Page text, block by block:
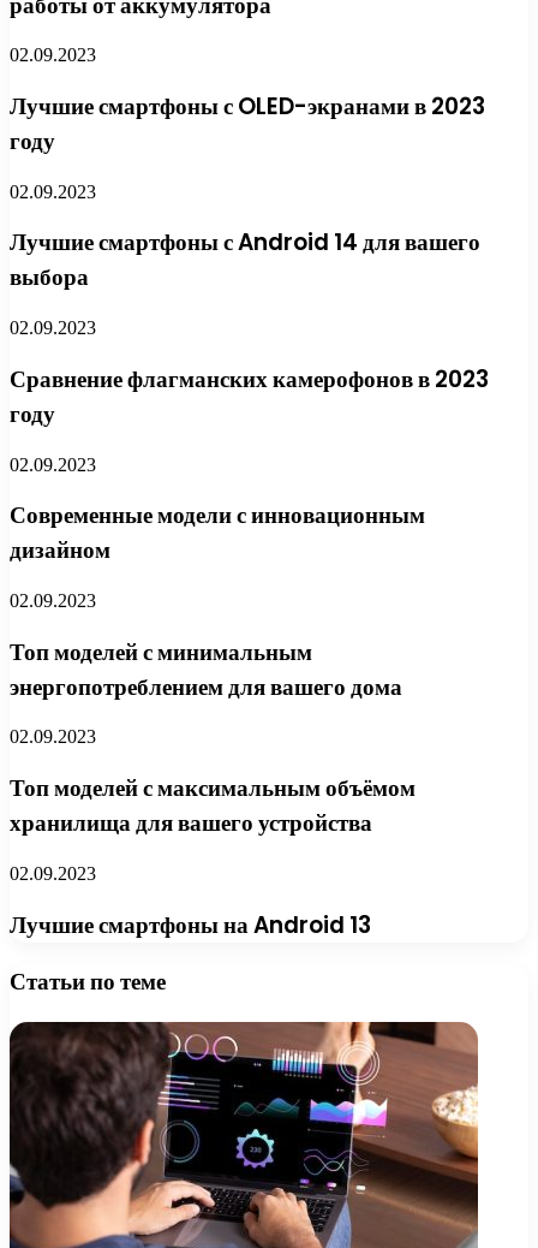
02.09.2023
Лучшие смартфоны с OLED-экранами в 2023
году
02.09.2023
Лучшие смартфоны с Android 14 для вашего
выбора
02.09.2023
Сравнение флагманских камерофонов в 2023
году
02.09.2023
Современные модели с инновационным
дизайном
02.09.2023
Топ моделей с минимальным
энергопотреблением для вашего дома
02.09.2023
Топ моделей с максимальным объёмом
хранилища для вашего устройства
02.09.2023
Лучшие смартфоны на Android 13
Статьи по теме